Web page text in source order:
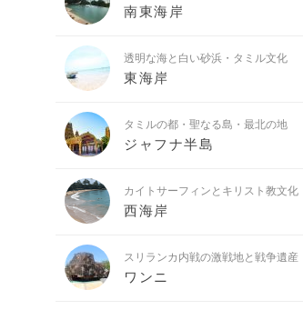
南東海岸
透明な海と白い砂浜・タミル文化
東海岸
タミルの都・聖なる島・最北の地
ジャフナ半島
カイトサーフィンとキリスト教文化
西海岸
スリランカ内戦の激戦地と戦争遺産
ワンニ